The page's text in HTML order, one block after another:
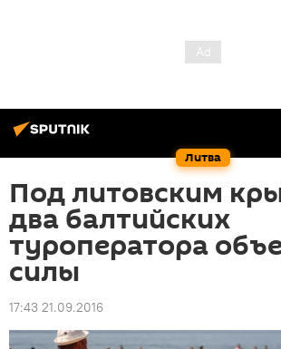
Литва
Под литовским
два балтийских
туроператора
силы
17:43 21.09.2016